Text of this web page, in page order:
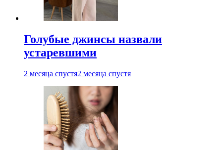
Голубые джинсы назвали
устаревшими
2 месяца спустя2 месяца спустя